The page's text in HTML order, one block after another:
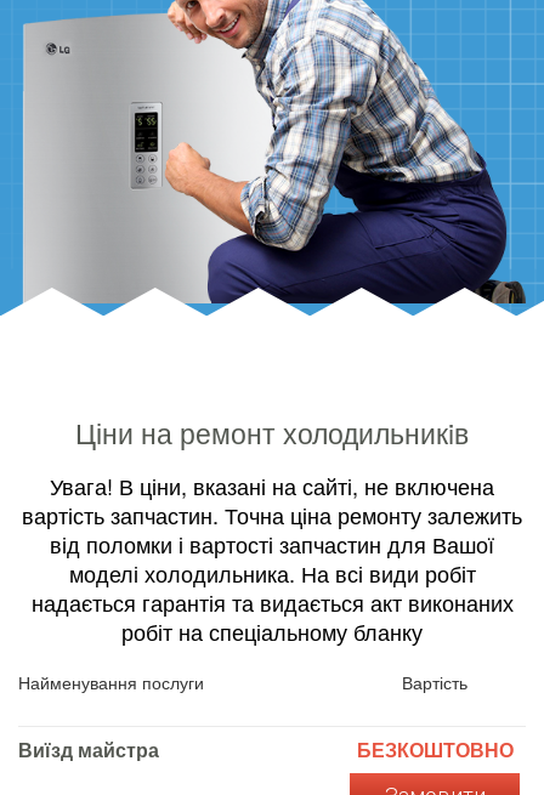
Ціни на ремонт холодильникiв
Увага! В ціни, вказані на сайті, не включена
вартість запчастин. Точна ціна ремонту залежить
від поломки і вартості запчастин для Вашої
моделі холодильника. На всі види робіт
надається гарантія та видається акт виконаних
робіт на спеціальному бланку
Найменування послуги Вартість
Виїзд майстра БЕЗКОШТОВНО